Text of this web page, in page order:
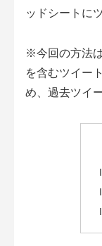
ッドシートに
※今回の方法
を含むツイー
め、過去ツイ